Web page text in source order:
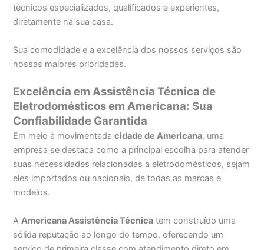
técnicos especializados, qualificados e experientes,
diretamente na sua casa.
Sua comodidade e a excelência dos nossos serviços são
nossas maiores prioridades.
Excelência em Assistência Técnica de
Eletrodomésticos em Americana: Sua
Confiabilidade Garantida
Em meio à movimentadacidade de Americana, uma
empresa se destaca como a principal escolha para atender
suas necessidades relacionadas a eletrodomésticos, sejam
eles importados ou nacionais, de todas as marcas e
modelos.
A Americana Assistência Técnica tem construído uma
sólida reputação ao longo do tempo, oferecendo um